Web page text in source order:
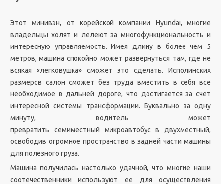
Этот минивэн, от корейской компании Hyundai, многие
владельцы холят и лелеют за многофункциональность и
интересную управляемость. Имея длину в более чем 5
метров, машина спокойно может развернуться там, где не
всякая «легковушка» сможет это сделать. Исполинских
размеров салон сможет без труда вместить в себя все
необходимое в дальней дороге, что достигается за счет
интересной системы трансформации. Буквально за одну
минуту, водитель может
превратить семиместный микроавтобус в двухместный,
освободив огромное пространство в задней части машины
для полезного груза.
Машина получилась настолько удачной, что многие наши
соотечественники используют ее для осуществления